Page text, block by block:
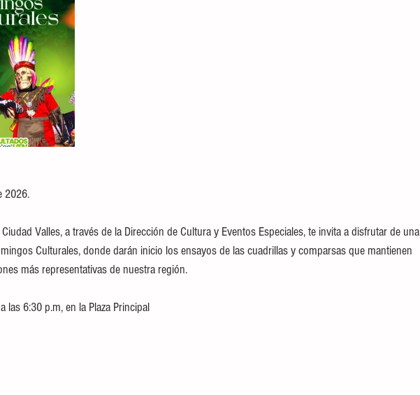
2026.
Valles, a través de la Dirección de Cultura y Eventos Especiales, te invita a disfrutar de una
Culturales, donde darán inicio los ensayos de las cuadrillas y comparsas que mantienen
más representativas de nuestra región.
las 6:30 p.m, en la Plaza Principal